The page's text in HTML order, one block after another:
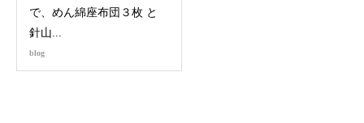
で、めん綿座布団３枚 と
針山...
blog